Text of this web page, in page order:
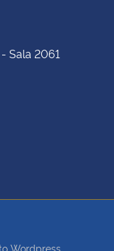
Sala 2061
Wordpress